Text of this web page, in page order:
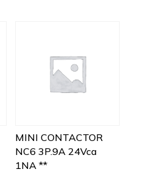
MINI CONTACTOR
NC6 3P.9A 24Vca
1NA **